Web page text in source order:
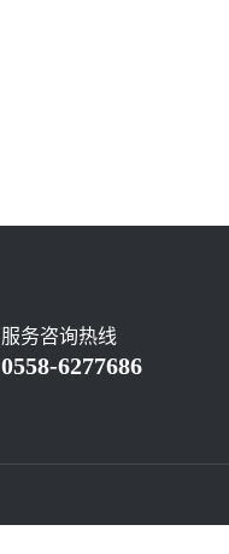
服务咨询热线
0558-6277686